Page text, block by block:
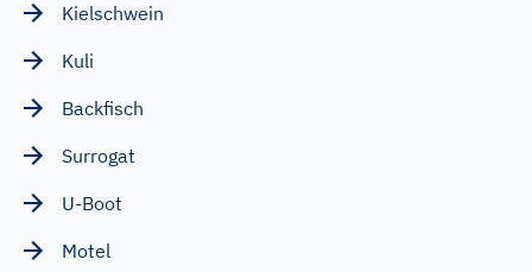
Kielschwein
Kuli
Backfisch
Surrogat
U-Boot
Motel